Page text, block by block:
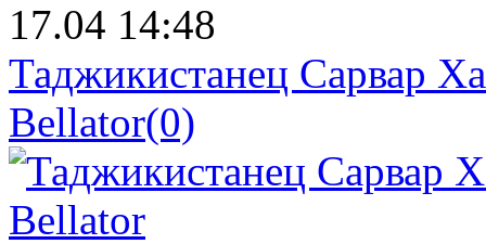
17.04 14:48
Таджикистанец Сарвар
Bellator(0)